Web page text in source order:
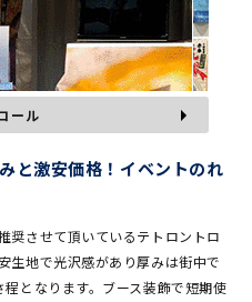
ール
と激安価格！イベントのれ
奨させて頂いているテトロントロ
生地で光沢感があり厚みは街中で
となります。ブース装飾で短期使